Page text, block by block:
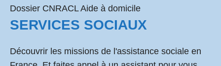
Dossier CNRACL Aide à domicile
SERVICES SOCIAUX
Découvrir les missions de l'assistance sociale en